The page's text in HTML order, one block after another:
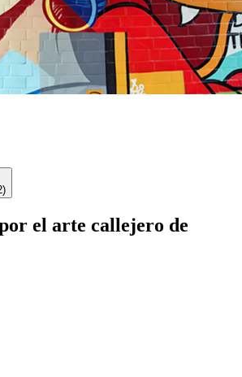
)
el arte callejero de